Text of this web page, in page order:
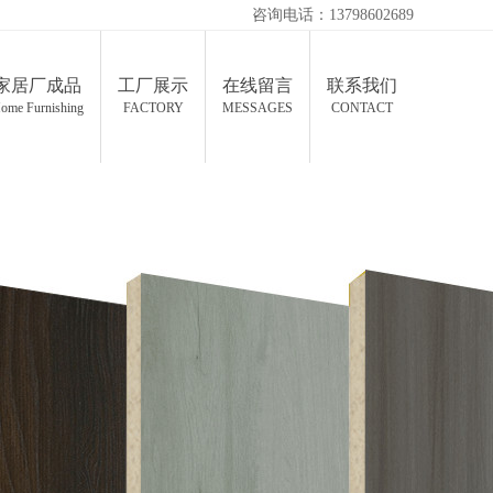
咨询电话：13798602689
居厂成品
Furnishing
工厂展示
FACTORY
在线留言
MESSAGES
联系我们
CONTACT